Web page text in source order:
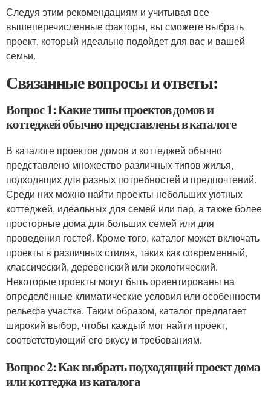
Следуя этим рекомендациям и учитывая все
вышеперечисленные факторы, вы сможете выбрать
проект, который идеально подойдет для вас и вашей
семьи.
Связанные вопросы и ответы:
Вопрос 1: Какие типы проектов домов и
коттеджей обычно представлены в каталоге
В каталоге проектов домов и коттеджей обычно
представлено множество различных типов жилья,
подходящих для разных потребностей и предпочтений.
Среди них можно найти проекты небольших уютных
коттеджей, идеальных для семей или пар, а также более
просторные дома для больших семей или для
проведения гостей. Кроме того, каталог может включать
проекты в различных стилях, таких как современный,
классический, деревенский или экологический.
Некоторые проекты могут быть ориентированы на
определённые климатические условия или особенности
рельефа участка. Таким образом, каталог предлагает
широкий выбор, чтобы каждый мог найти проект,
соответствующий его вкусу и требованиям.
Вопрос 2: Как выбрать подходящий проект дома
или коттеджа из каталога